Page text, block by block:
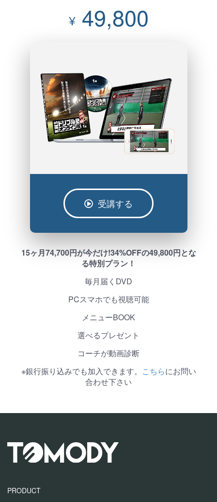
¥ 49,800
受講する
15ヶ月74,700円が今だけ!34%OFFの49,800円とな
る特別プラン！
毎月届くDVD
PCスマホでも視聴可能
メニューBOOK
選べるプレゼント
コーチが動画診断
※銀行振り込みでも加入できます。 こちらにお問い
合わせ下さい
PRODUCT